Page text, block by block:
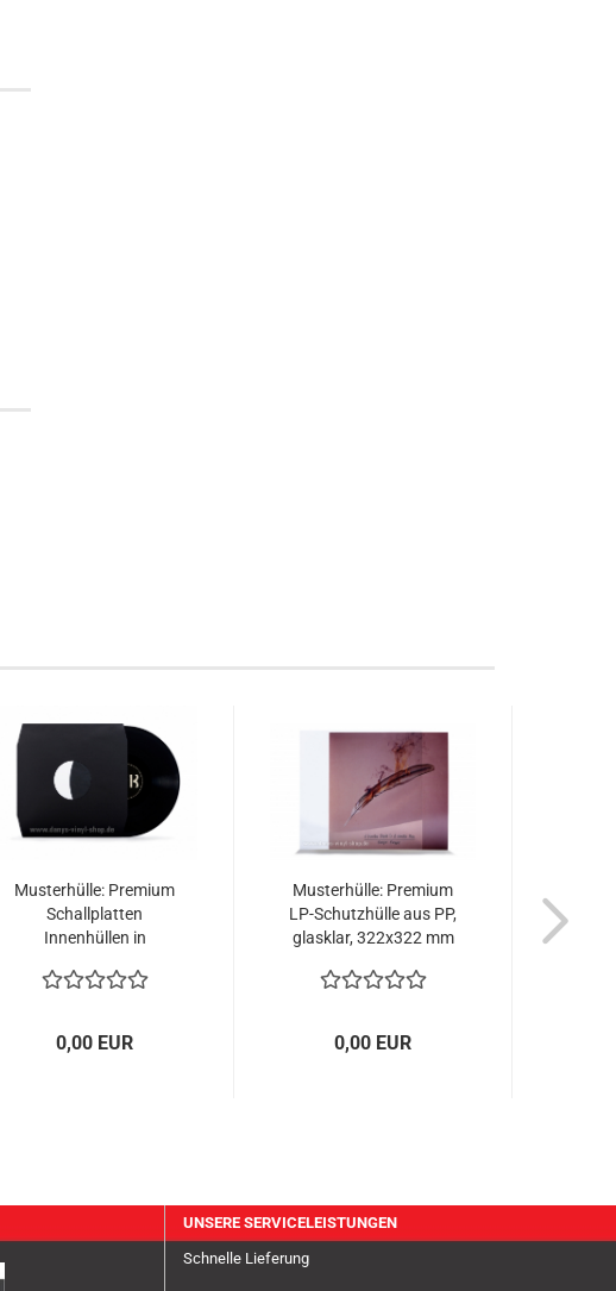
Musterhülle: Premium
Schallplatten
Innenhüllen in
zwei Mittellöchern,...
0,00 EUR
Musterhülle: Premium
LP-Schutzhülle aus PP,
glasklar, 322x322 mm
0,00 EUR
UNSERE SERVICELEISTUNGEN
Schnelle Lieferung